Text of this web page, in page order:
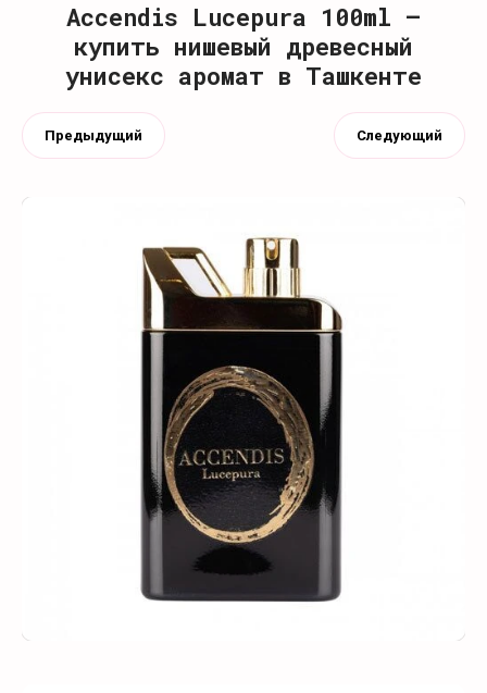
Accendis Lucepura 100ml —
купить нишевый древесный
унисекс аромат в Ташкенте
Предыдущий Следующий